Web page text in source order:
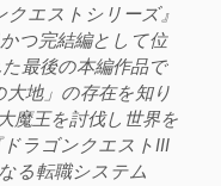
エストシリーズ』
つ完結編として位
最後の本編作品で
地」の存在を知り
魔王を討伐し世界を
ラゴンクエストIII
る転職システム